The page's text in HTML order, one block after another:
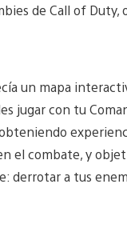
de Call of Duty,
un mapa
jugar con tu
el combate, y
derrotar a tus